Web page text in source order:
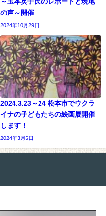
～玉本英子氏のレポートと現地
の声～開催
2024年10月29日
2024.3.23～24 松本市でウクラ
イナの子どもたちの絵画展開催
します！
2024年3月6日